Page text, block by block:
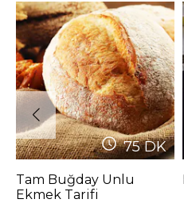
75DK
Tam Buğday Unlu
Ekmek Tarifi